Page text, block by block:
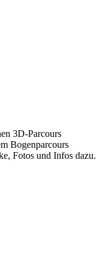
3D-Parcours
Bogenparcours
Fotos und Infos dazu.